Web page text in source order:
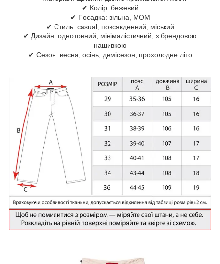
✔ Колір: бежевий
✔ Посадка: вільна, MOM
✔ Стиль: casual, повсякденний, міський
✔ Дизайн: однотонний, мінімалістичний, з брендовою
нашивкою
✔ Сезон: весна, осінь, демісезон, прохолодне літо